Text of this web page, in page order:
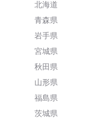
北海道
青森県
岩手県
宮城県
秋田県
山形県
福島県
茨城県